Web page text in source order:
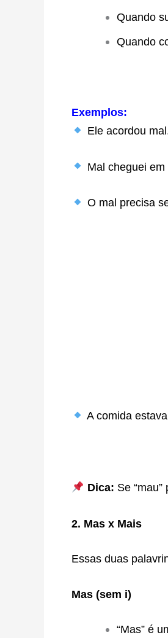
Quando
Quando
Exemplos:
Ele acordou
Mal cheguei
O mal precisa
A comida
Dica: Se
2. Mas x Mais
Essas duas
Mas (sem i)
“Mas” é